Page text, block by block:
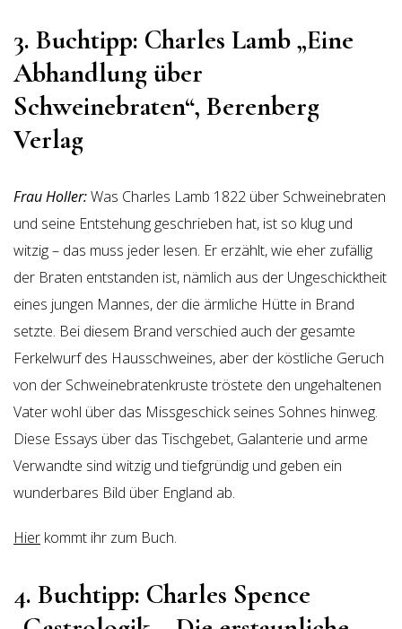
3. Buchtipp: Charles Lamb „Eine
Abhandlung über
Schweinebraten“, Berenberg
Verlag
Frau Holler:Was Charles Lamb 1822 über Schweinebraten
und seine Entstehung geschrieben hat, ist so klug und
witzig – das muss jeder lesen. Er erzählt, wie eher zufällig
der Braten entstanden ist, nämlich aus der Ungeschicktheit
eines jungen Mannes, der die ärmliche Hütte in Brand
setzte. Bei diesem Brand verschied auch der gesamte
Ferkelwurf des Hausschweines, aber der köstliche Geruch
von der Schweinebratenkruste tröstete den ungehaltenen
Vater wohl über das Missgeschick seines Sohnes hinweg.
Diese Essays über das Tischgebet, Galanterie und arme
Verwandte sind witzig und tiefgründig und geben ein
wunderbares Bild über England ab.
Hier kommt ihr zum Buch.
4. Buchtipp: Charles Spence